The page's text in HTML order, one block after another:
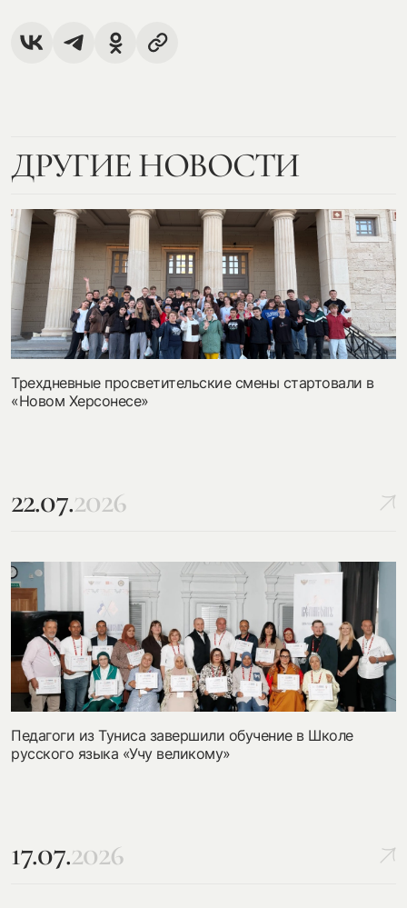
ДРУГИЕ НОВОСТИ
Трехдневные просветительские смены стартовали в
«Новом Херсонесе»
22.07.2026
Педагоги из Туниса завершили обучение в Школе
русского языка «Учу великому»
17.07.2026